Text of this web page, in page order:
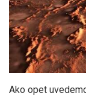
Ako opet